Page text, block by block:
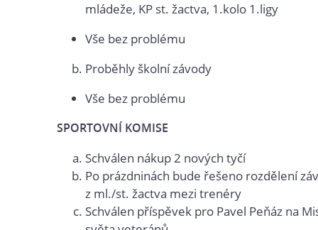
mládeže, KP st. žactva, 1.kolo 1.ligy
Vše bez problému
Proběhly školní závody
Vše bez problému
SPORTOVNÍ KOMISE
Schválen nákup 2 nových tyčí
Po prázdninách bude řešeno rozdělení
z ml./st. žactva mezi trenéry
Schválen příspěvek pro Pavel Peňáz na